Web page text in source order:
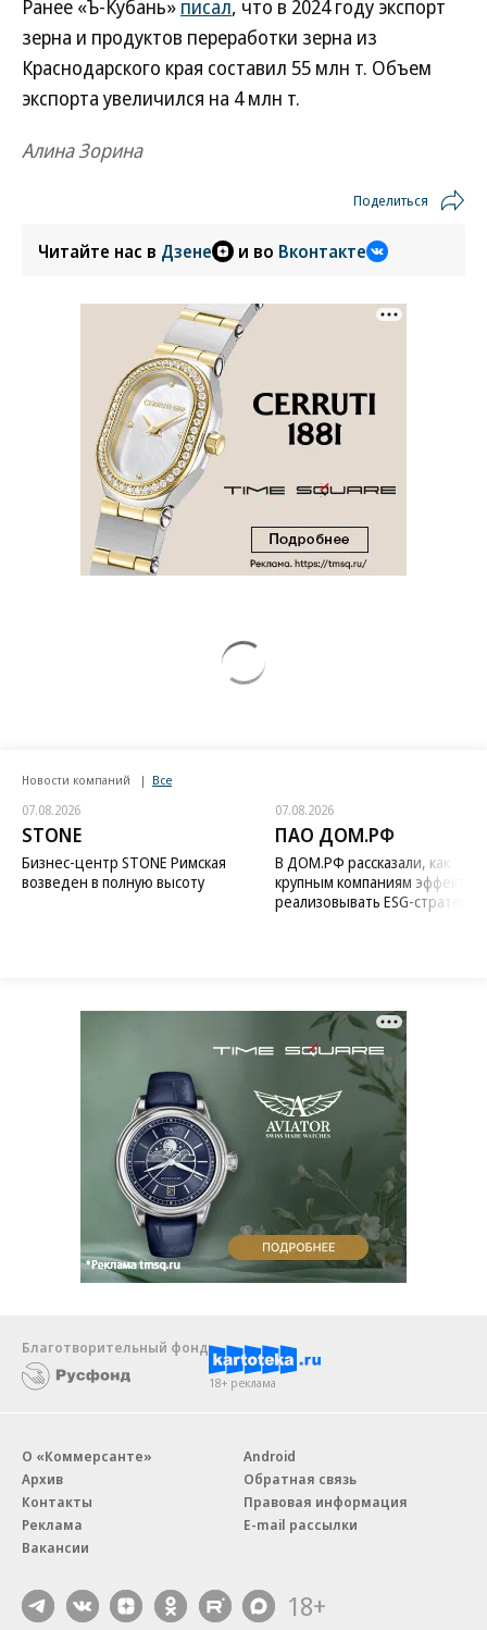
Ранее «Ъ-Кубань» писал, что в 2024 году экспорт
зерна и продуктов переработки зерна из
Краснодарского края составил 55 млн т. Объем
экспорта увеличился на 4 млн т.
Алина Зорина
Поделиться
Читайте нас в Дзене и во Вконтакте
Новости компаний Все
07.08.2026
STONE
Бизнес-центр STONE Римская
возведен в полную высоту
07.08.2026
ПАО ДОМ.РФ
В ДОМ.РФ рассказали, как
крупным компаниям
реализовывать ESG-стратегию
Благотворительный фонд
18+ реклама
О «Коммерсанте»
Архив
Контакты
Реклама
Вакансии
Android
Обратная связь
Правовая информация
E-mail рассылки
18+